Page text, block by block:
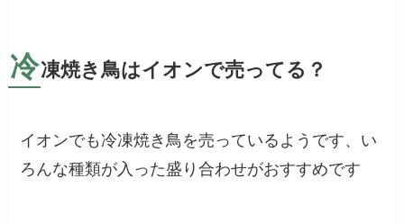
冷凍焼き鳥はイオンで売ってる？
イオンでも冷凍焼き鳥を売っているようです、い
ろんな種類が入った盛り合わせがおすすめです